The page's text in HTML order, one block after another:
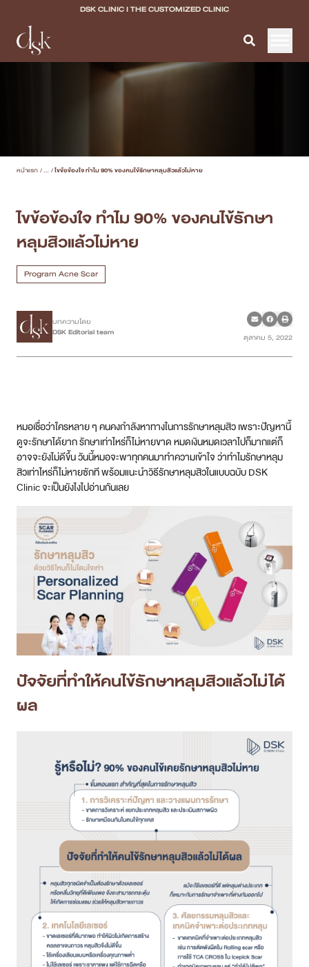
DSK CLINIC I THE CUSTOMIZED CLINIC
Program Filler & Lifting
Program Acne Scar
Program Skin Quality
Program Body Confidence
แพทย์ของเรา
เคสรีวิว
บทความ
โปรโมชั่น
รายชื่อสาขา
สาขา Siam Paragon
สาขา Stadium One
สาขา Asoke
สาขา MRT สุทธิสาร
สาขา เซ็นทรัลปิ่นเกล้า
สาขา บางนา
สาขา นครปฐม
หน้าแรก /... /ไขข้อข้องใจ ทำไม 90% ของคนไข้รักษาหลุมสิวแล้วไม่หาย
ไขข้อข้องใจ ทำไม 90% ของคนไข้รักษา
หลุมสิวแล้วไม่หาย
Program Acne Scar
บทความโดย
DSK Editorial team
ตุลาคม 5, 2022
หมอเชื่อว่าใครหลาย ๆ คนคงกำลังหาทางในการรักษาหลุมสิว เพราะปัญหานี้
ดูจะรักษาได้ยาก รักษาเท่าไหร่ก็ไม่หายขาด หมดเงินหมดเวลาไปก็มากแต่ก็
อาจจะยังไม่ดีขึ้น วันนี้หมอจะพาทุกคนมาทำความเข้าใจ ว่าทำไมรักษาหลุม
สิวเท่าไหร่ก็ไม่หายซักที พร้อมแนะนำวิธีรักษาหลุมสิวในแบบฉบับ DSK
Clinic จะเป็นยังไงไปอ่านกันเลย
ปัจจัยที่ทำให้คนไข้รักษาหลุมสิวแล้วไม่ได้
ผล